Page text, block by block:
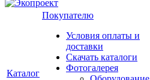
Каталог
Покупателю
Условия оплаты и
доставки
Скачать каталоги
Фотогалерея